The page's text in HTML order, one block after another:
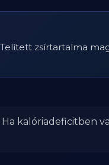
zsírtartalma
Ha kalóriadeficitben